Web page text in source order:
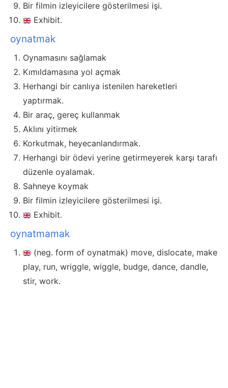
Bir filmin izleyicilere gösterilmesi işi.
Exhibit.
oynatmak
Oynamasını sağlamak
Kımıldamasına yol açmak
Herhangi bir canlıya istenilen hareketleri
yaptırmak.
Bir araç, gereç kullanmak
Aklını yitirmek
Korkutmak, heyecanlandırmak.
Herhangi bir ödevi yerine getirmeyerek karşı tarafı
düzenle oyalamak.
Sahneye koymak
Bir filmin izleyicilere gösterilmesi işi.
Exhibit.
oynatmamak
(neg. form of oynatmak) move, dislocate, make
play, run, wriggle, wiggle, budge, dance, dandle,
stir, work.